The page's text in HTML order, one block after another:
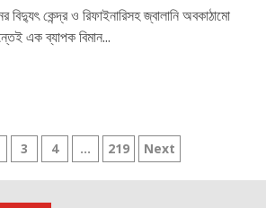
কেন্দ্র ও রিফাইনারিসহ জ্বালানি অবকাঠামো
এক ব্যাপক বিমান...
3 4 … 219 Next